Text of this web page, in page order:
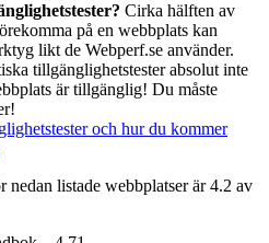
Cirka hälften av
på en webbplats kan
likt de Webperf.se använder.
tillgänglighets­tester absolut inte
är tillgänglig! Du måste
och hur du kommer
listade webbplatser är 4.2 av